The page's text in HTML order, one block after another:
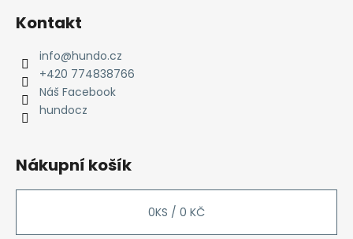
Kontakt
info@hundo.cz
+420 774838766
Náš Facebook
hundocz
Nákupní košík
0KS / 0 KČ